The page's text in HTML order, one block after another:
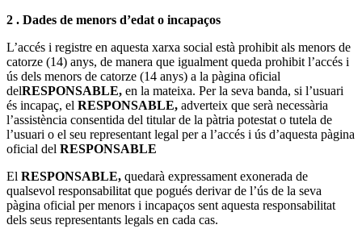
2 . Dades de menors d’edat o incapaços
L’accés i registre en aquesta xarxa social està prohibit als menors de
catorze (14) anys, de manera que igualment queda prohibit l’accés i
ús dels menors de catorze (14 anys) a la pàgina oficial
delRESPONSABLE, en la mateixa. Per la seva banda, si l’usuari
és incapaç, el RESPONSABLE, adverteix que serà necessària
l’assistència consentida del titular de la pàtria potestat o tutela de
l’usuari o el seu representant legal per a l’accés i ús d’aquesta pàgina
oficial del RESPONSABLE
El RESPONSABLE, quedarà expressament exonerada de
qualsevol responsabilitat que pogués derivar de l’ús de la seva
pàgina oficial per menors i incapaços sent aquesta responsabilitat
dels seus representants legals en cada cas.